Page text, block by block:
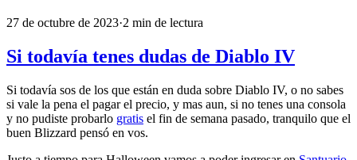
27 de octubre de 2023·2 min de lectura
Si todavía tenes dudas de Diablo IV
Si todavía sos de los que están en duda sobre Diablo IV, o no sabes
si vale la pena el pagar el precio, y mas aun, si no tenes una consola
y no pudiste probarlo gratis el fin de semana pasado, tranquilo que el
buen Blizzard pensó en vos.